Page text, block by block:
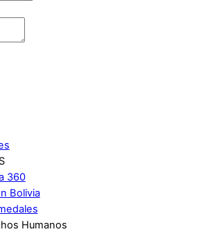
360
Bolivia
Humanos